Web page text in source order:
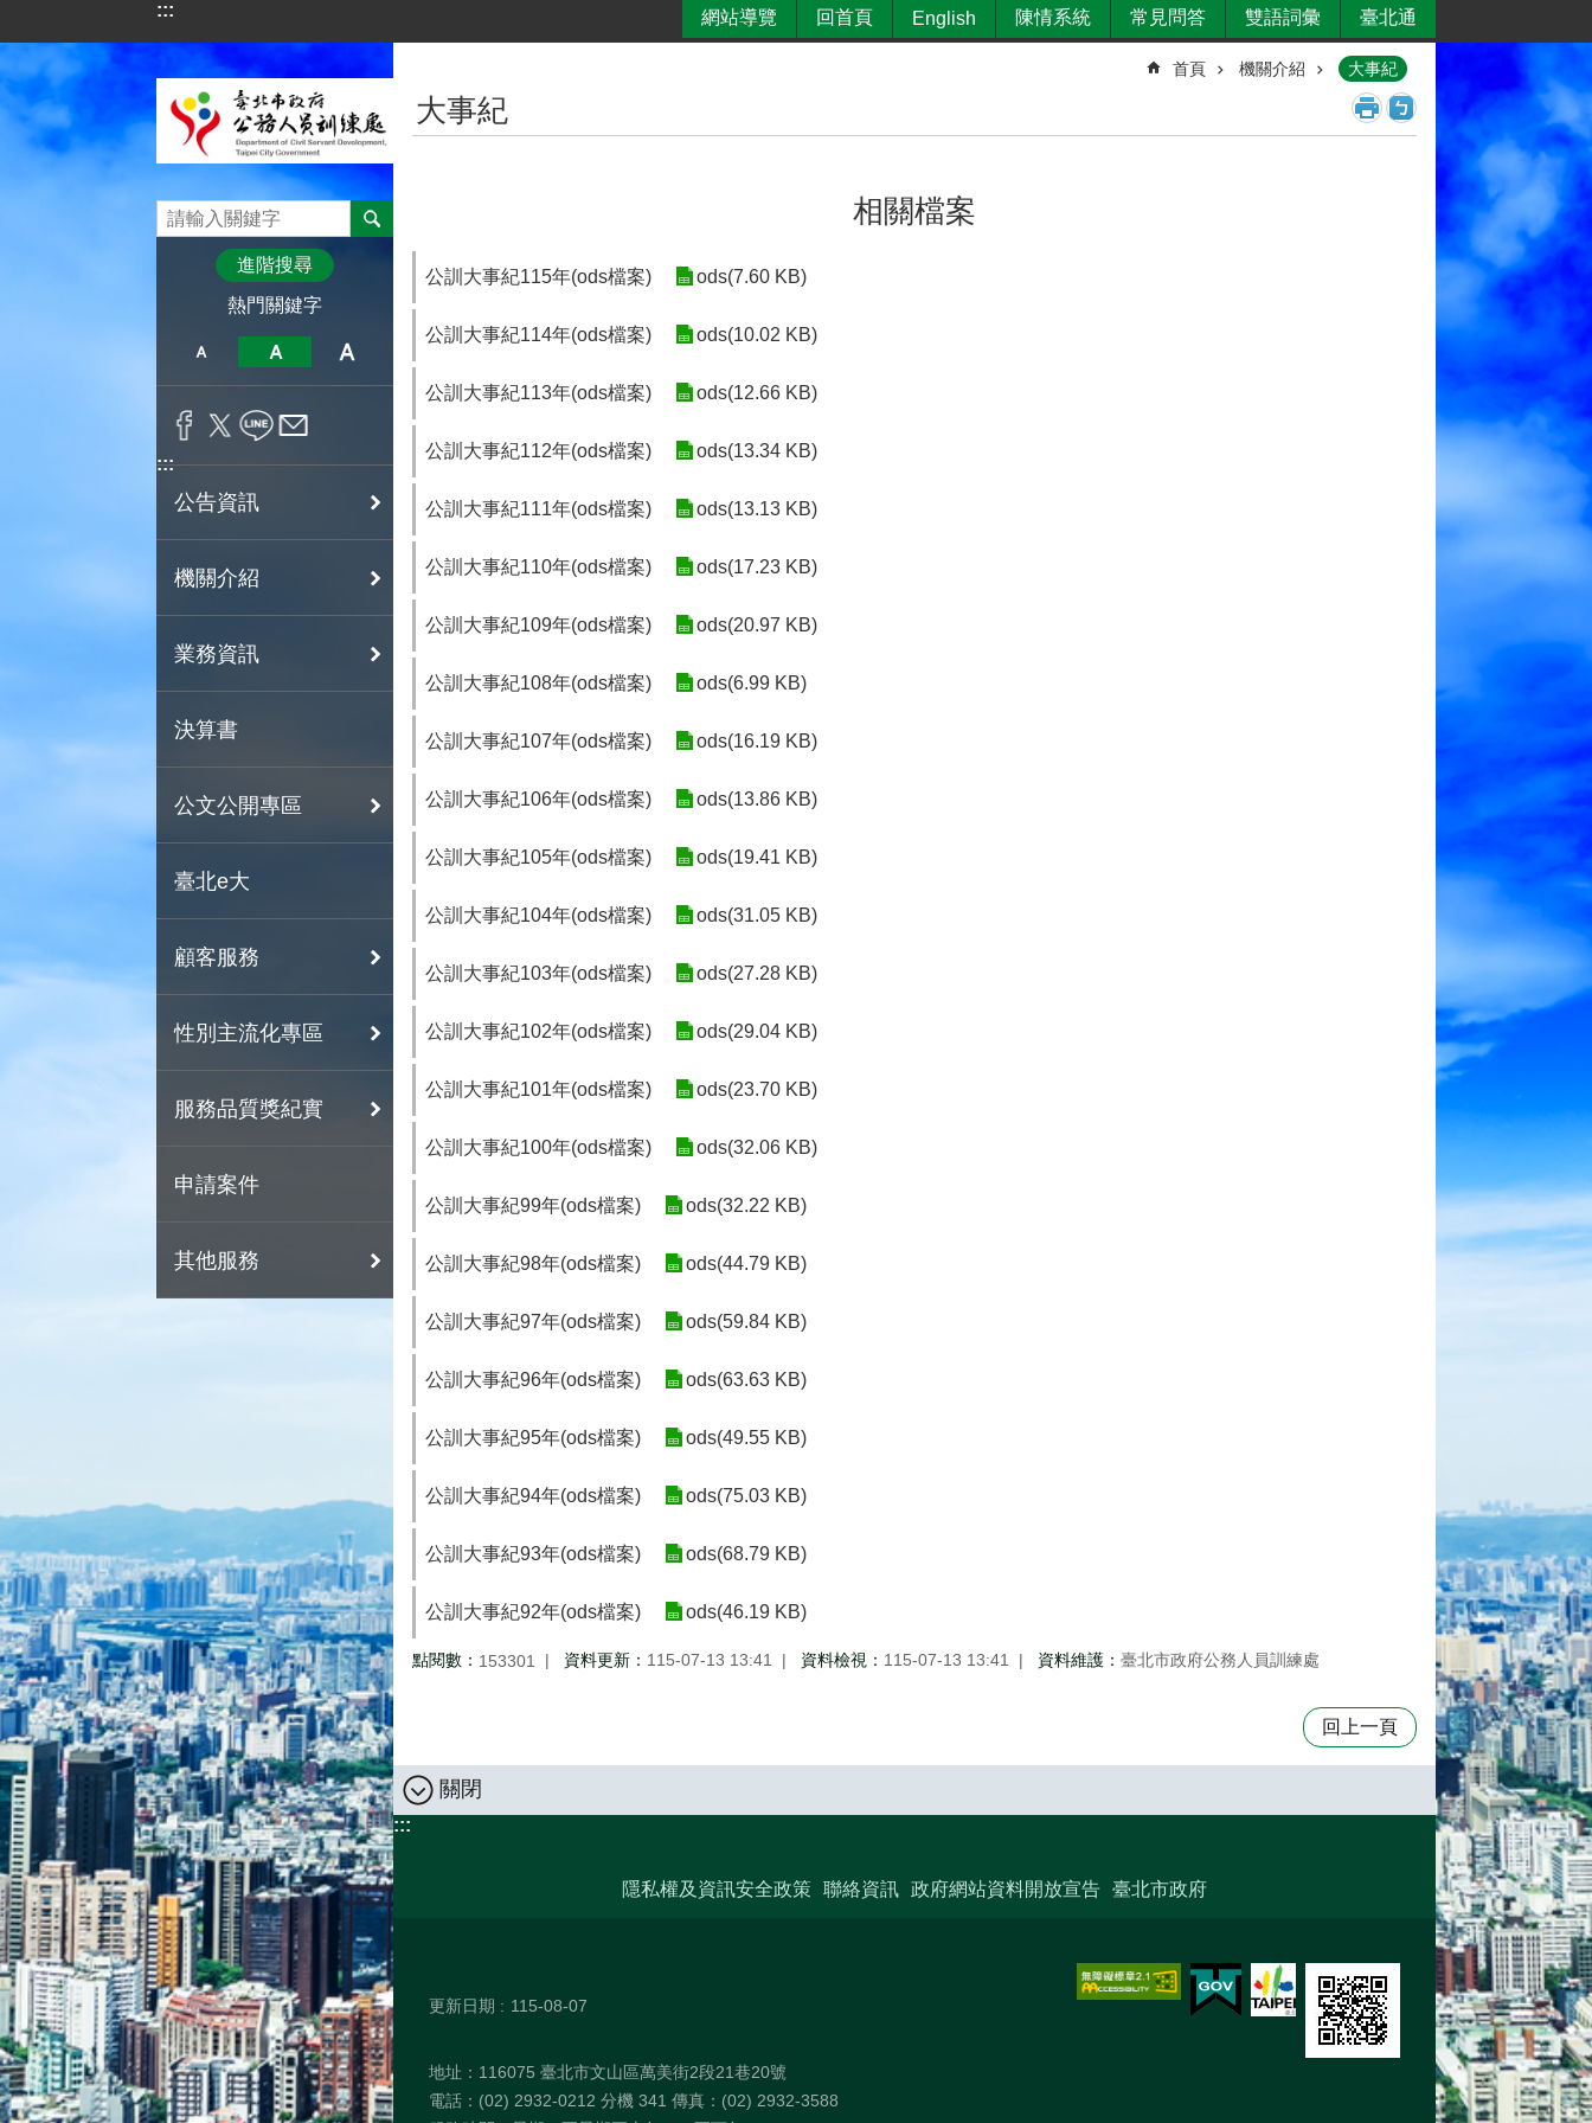
跳到主要內容區塊
::: 網站導覽 回首頁 English 陳情系統 常見問答 雙語詞彙 臺北通
進階搜尋
熱門關鍵字
:::
公告資訊
機關介紹
業務資訊
決算書
公文公開專區
臺北e大
顧客服務
性別主流化專區
服務品質獎紀實
申請案件
其他服務
首頁 機關介紹 大事紀
大事紀
相關檔案
公訓大事紀115年(ods檔案) ods(7.60 KB)
公訓大事紀114年(ods檔案) ods(10.02 KB)
公訓大事紀113年(ods檔案) ods(12.66 KB)
公訓大事紀112年(ods檔案) ods(13.34 KB)
公訓大事紀111年(ods檔案) ods(13.13 KB)
公訓大事紀110年(ods檔案) ods(17.23 KB)
公訓大事紀109年(ods檔案) ods(20.97 KB)
公訓大事紀108年(ods檔案) ods(6.99 KB)
公訓大事紀107年(ods檔案) ods(16.19 KB)
公訓大事紀106年(ods檔案) ods(13.86 KB)
公訓大事紀105年(ods檔案) ods(19.41 KB)
公訓大事紀104年(ods檔案) ods(31.05 KB)
公訓大事紀103年(ods檔案) ods(27.28 KB)
公訓大事紀102年(ods檔案) ods(29.04 KB)
公訓大事紀101年(ods檔案) ods(23.70 KB)
公訓大事紀100年(ods檔案) ods(32.06 KB)
公訓大事紀99年(ods檔案) ods(32.22 KB)
公訓大事紀98年(ods檔案) ods(44.79 KB)
公訓大事紀97年(ods檔案) ods(59.84 KB)
公訓大事紀96年(ods檔案) ods(63.63 KB)
公訓大事紀95年(ods檔案) ods(49.55 KB)
公訓大事紀94年(ods檔案) ods(75.03 KB)
公訓大事紀93年(ods檔案) ods(68.79 KB)
公訓大事紀92年(ods檔案) ods(46.19 KB)
點閱數： 153301 資料更新： 115-07-13 13:41 資料檢視： 115-07-13 13:41 資料維護： 臺北市政府公務人員訓練處
回上一頁
關閉
:::
隱私權及資訊安全政策 聯絡資訊 政府網站資料開放宣告 臺北市政府
更新日期 115-08-07
地址：116075 臺北市文山區萬美街2段21巷20號
電話：(02) 2932-0212 分機 341 傳真：(02) 2932-3588